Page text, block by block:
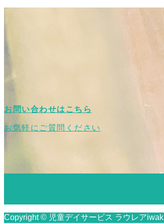
お問い合わせはこちら
お気軽にご質問ください
Copyright © 児童デイサービス ラウレア